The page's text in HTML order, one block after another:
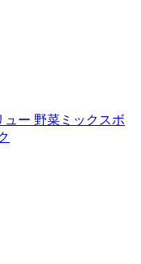
ュー 野菜ミックスボ